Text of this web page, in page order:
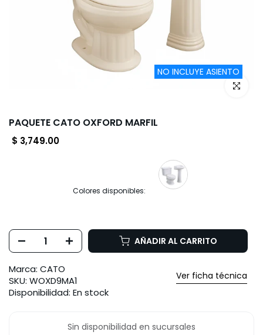
NO INCLUYE ASIENTO
Haz clic
PAQUETE CATO OXFORD MARFIL
$ 3,749.00
Colores disponibles:
AÑADIR AL CARRITO
Ver ficha técnica
Marca: CATO
SKU: WOXD9MA1
Disponibilidad: En stock
Sin disponibilidad en sucursales